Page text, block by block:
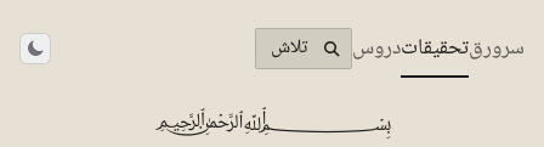
سرورقتحقیقاتدروس تلاش
﷽